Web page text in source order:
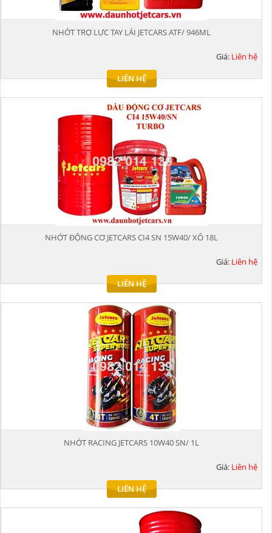
NHỚT TRỢ LỰC TAY LÁI JETCARS ATF/ 946ML
Giá: Liên hệ
LIÊN HỆ
NHỚT ĐỘNG CƠ JETCARS CI4 SN 15W40/ XÔ 18L
Giá: Liên hệ
LIÊN HỆ
NHỚT RACING JETCARS 10W40 SN/ 1L
Giá: Liên hệ
LIÊN HỆ